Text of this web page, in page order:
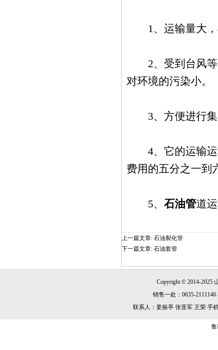
1、运输量大，
2、受到台风等
对环境的污染小。
3、方便进行集
4、它的运输运
费用的五分之一到
5、 石油管道
上一篇文章: 石油裂化管
下一篇文章: 石油套管
Copyright © 2014-2025
销售一处：0635-2111146
联系人：姜振亭 张亚军 王荣 手
鲁